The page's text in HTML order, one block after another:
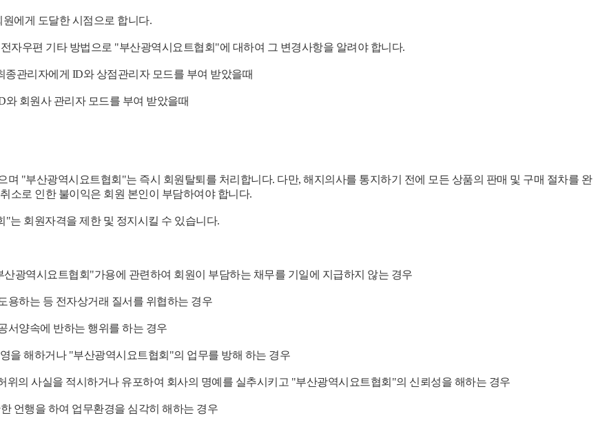
에게 도달한 시점으로 합니다.
자우편 기타 방법으로 "부산광역시요트협회"에 대하여 그 변경사항을 알려야 합니다.
관리자에게 ID와 상점관리자 모드를 부여 받았을때
회원사 관리자 모드를 부여 받았을때
"부산광역시요트협회"는 즉시 회원탈퇴를 처리합니다. 다만, 해지의사를 통지하기 전에 모든 상품의 판매 및 구매 절차를 완
소로 인한 불이익은 회원 본인이 부담하여야 합니다.
는 회원자격을 제한 및 정지시킬 수 있습니다.
광역시요트협회"가용에 관련하여 회원이 부담하는 채무를 기일에 지급하지 않는 경우
용하는 등 전자상거래 질서를 위협하는 경우
서양속에 반하는 행위를 하는 경우
을 해하거나 "부산광역시요트협회"의 업무를 방해 하는 경우
의 사실을 적시하거나 유포하여 회사의 명예를 실추시키고 "부산광역시요트협회"의 신뢰성을 해하는 경우
언행을 하여 업무환경을 심각히 해하는 경우